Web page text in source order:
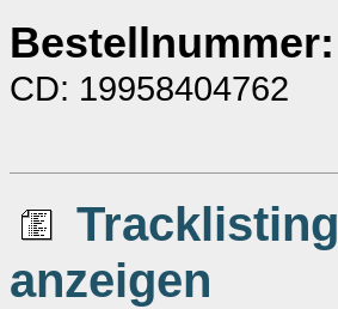
Bestellnummer:
CD: 19958404762
Tracklisting
anzeigen